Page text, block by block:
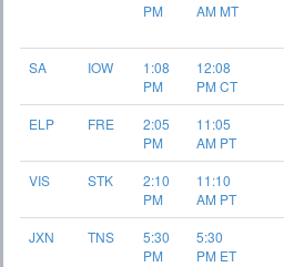
PM
AM MT
SA
IOW
1:08
PM
12:08
PM CT
ELP
FRE
2:05
PM
11:05
AM PT
VIS
STK
2:10
PM
11:10
AM PT
JXN
TNS
5:30
PM
5:30
PM ET